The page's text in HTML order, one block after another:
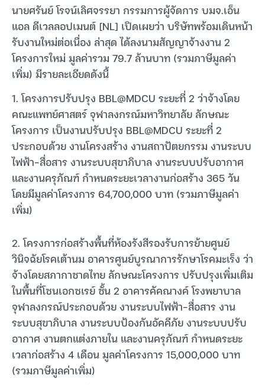
นายศรันย์ โรจน์เลิศจรรยา กรรมการผู้จัดการ บมจ.เอ็น
แอล ดีเวลลอปเมนต์ [NL] เปิดเผยว่า บริษัทพร้อมเดินหน้า
รับงานใหม่ต่อเนื่อง ล่าสุด ได้ลงนามสัญญาจ้างงาน 2
โครงการใหม่ มูลค่ารวม 79.7 ล้านบาท (รวมภาษีมูลค่า
เพิ่ม) มีรายละเอียดดังนี้
1. โครงการปรับปรุง BBL@MDCU ระยะที่ 2 ว่าจ้างโดย
คณะแพทย์ศาสตร์ จุฬาลงกรณ์มหาวิทยาลัย ลักษณะ
โครงการ เป็นงานปรับปรุง BBL@MDCU ระยะที่ 2
ประกอบด้วย งานโครงสร้าง งานสถาปัตยกรรม งานระบบ
ไฟฟ้า-สื่อสาร งานระบบสุขาภิบาล งานระบบปรับอากาศ
และงานครุภัณฑ์ กำหนดระยะเวลางานก่อสร้าง 365 วัน
โดยมีมูลค่าโครงการ 64,700,000 บาท (รวมภาษีมูลค่า
เพิ่ม)
2. โครงการก่อสร้างพื้นที่ห้องรังสีรองรับการย้ายศูนย์
วินิจฉัยโรคเต้านม อาคารศูนย์บูรณาการรักษาโรคมะเร็ง ว่า
จ้างโดยสภากาชาดไทย ลักษณะโครงการ ปรับปรุงเพิ่มเติม
ในพื้นที่โซนเอกซเรย์ ชั้น 2 อาคารคัคณางค์ โรงพยาบาล
จุฬาลงกรณ์ประกอบด้วย งานระบบไฟฟ้า-สื่อสาร งาน
ระบบสุขาภิบาล งานระบบป้องกันอัคคีภัย งานระบบปรับ
อากาศ งานตกแต่งภายใน และงานครุภัณฑ์ กำหนดระยะ
เวลาก่อสร้าง 4 เดือน มูลค่าโครงการ 15,000,000 บาท
(รวมภาษีมูลค่าเพิ่ม)